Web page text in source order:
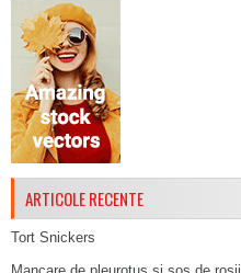
ARTICOLE RECENTE
Tort Snickers